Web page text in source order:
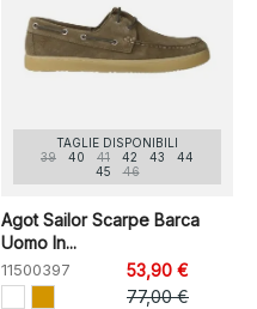
TAGLIE DISPONIBILI
39
40 41 42 43
44
45
46
Agot Sailor Scarpe Barca
Uomo In...
11500397
53,90 €
77,00 €